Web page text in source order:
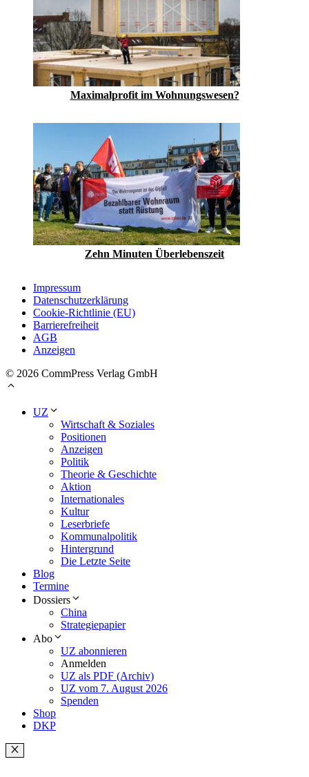
Maximalprofit im Wohnungswesen?
Zehn Minuten Überlebenszeit
Impressum
Datenschutzerklärung
Cookie-Richtlinie (EU)
Barrierefreiheit
AGB
Anzeigen
© 2026 CommPress Verlag GmbH
UZ
Wirtschaft & Soziales
Positionen
Anzeigen
Politik
Theorie & Geschichte
Aktion
Internationales
Kultur
Leserbriefe
Kommunalpolitik
Hintergrund
Die Letzte Seite
Blog
Termine
Dossiers
China
Strategiepapier
Abo
UZ abonnieren
Anmelden
UZ als PDF (Archiv)
UZ vom 7. August 2026
Spenden
Shop
DKP
Schließen